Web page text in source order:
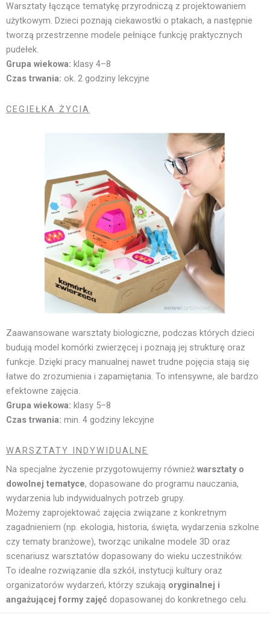
Warsztaty łączące tematykę przyrodniczą z projektowaniem
użytkowym. Dzieci poznają ciekawostki o ptakach, a następnie
tworzą przestrzenne modele pełniące funkcję praktycznych
pudełek.
Grupa wiekowa: klasy 4–8
Czas trwania: ok. 2 godziny lekcyjne
CEGIEŁKA ŻYCIA
Zaawansowane warsztaty biologiczne, podczas których dzieci
budują model komórki zwierzęcej i poznają jej strukturę oraz
funkcje. Dzięki pracy manualnej nawet trudne pojęcia stają się
łatwe do zrozumienia i zapamiętania. To intensywne, ale bardzo
efektowne zajęcia.
Grupa wiekowa: klasy 5–8
Czas trwania: min. 4 godziny lekcyjne
WARSZTATY INDYWIDUALNE
Na specjalne życzenie przygotowujemy również warsztaty o
dowolnej tematyce, dopasowane do programu nauczania,
wydarzenia lub indywidualnych potrzeb grupy.
Możemy zaprojektować zajęcia związane z konkretnym
zagadnieniem (np. ekologia, historia, święta, wydarzenia szkolne
czy tematy branżowe), tworząc unikalne modele 3D oraz
scenariusz warsztatów dopasowany do wieku uczestników.
To idealne rozwiązanie dla szkół, instytucji kultury oraz
organizatorów wydarzeń, którzy szukają oryginalnej i
angażującej formy zajęć dopasowanej do konkretnego celu.